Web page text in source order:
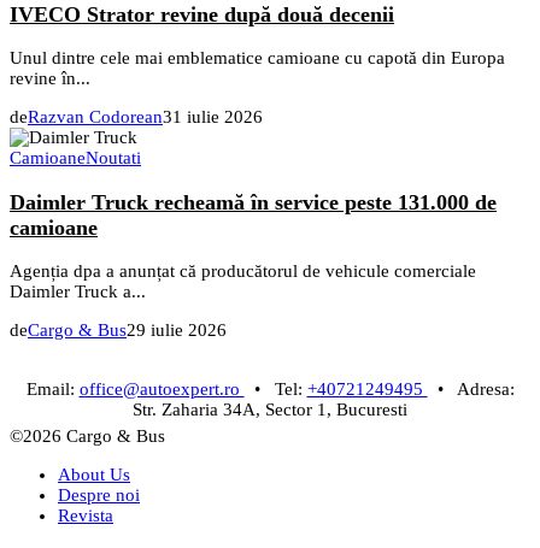
IVECO Strator revine după două decenii
Unul dintre cele mai emblematice camioane cu capotă din Europa
revine în...
deRazvan Codorean31 iulie 2026
CamioaneNoutati
Daimler Truck recheamă în service peste 131.000 de
camioane
Agenția dpa a anunțat că producătorul de vehicule comerciale
Daimler Truck a...
deCargo & Bus29 iulie 2026
Email: office@autoexpert.ro • Tel: +40721249495
• Adresa:
Str. Zaharia 34A, Sector 1, Bucuresti
©2026 Cargo & Bus
About Us
Despre noi
Revista